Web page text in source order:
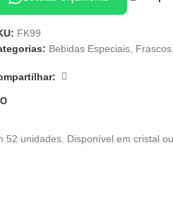
FK99
Bebidas Especiais, Frascos,
unidades. Disponível em cristal